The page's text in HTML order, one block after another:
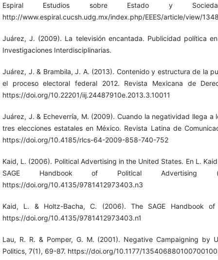
Espiral Estudios sobre Estado y
http://www.espiral.cucsh.udg.mx/index.php/EEES/article/view/
Juárez, J. (2009). La televisión encantada. Publicidad política
Investigaciones Interdisciplinarias.
Juárez, J. & Brambila, J. A. (2013). Contenido y estructura de la
el proceso electoral federal 2012. Revista Mexicana de
https://doi.org/10.22201/iij.24487910e.2013.3.10011
Juárez, J. & Echeverría, M. (2009). Cuando la negatividad llega a
tres elecciones estatales en México. Revista Latina de
https://doi.org/10.4185/rlcs-64-2009-858-740-752
Kaid, L. (2006). Political Advertising in the United States. En L.
SAGE Handbook of Political Advertising
https://doi.org/10.4135/9781412973403.n3
Kaid, L. & Holtz-Bacha, C. (2006). The SAGE Handbook of
https://doi.org/10.4135/9781412973403.n1
Lau, R. R. & Pomper, G. M. (2001). Negative Campaigning by
Politics, 7(1), 69-87. https://doi.org/10.1177/